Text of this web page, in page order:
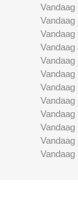
Vandaag
Vandaag
Vandaag
Vandaag
Vandaag
Vandaag